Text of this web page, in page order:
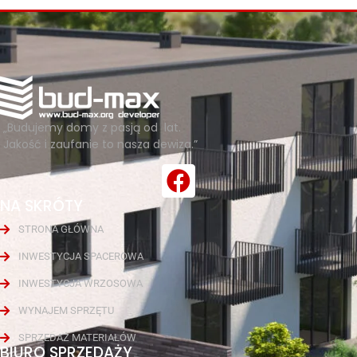
„Budujemy domy z pasją od lat.
Jakość i zaufanie to nasza dewiza.”
NA SKRÓTY
STRONA GŁÓWNA
INWESTYCJA SPACEROWA
INWESTYCJA WRZOSOWA
WYNAJEM SPRZĘTU
SPRZEDAŻ MATERIAŁÓW